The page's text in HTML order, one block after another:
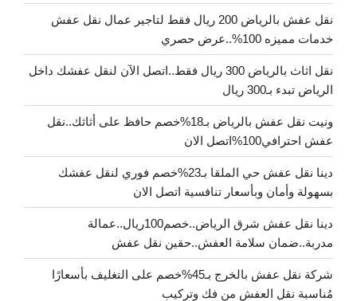
نقل عفش بالرياض 200 ريال فقط لتاجير عمال نقل عفش
خدمات مميزه 100%..عرض حصري
نقل اثاث بالرياض 300 ريال فقط..اتصل الآن لنقل عفشك داخل
الرياض تبدء بـ300 ريال
ونيت نقل عفش بالرياض بـ18%خصم حافظ على أثاثك..نقل
عفش احترافي100%اتصل الان
دينا نقل عفش حي الملقا بـ23%خصم فوري لنقل عفشك
بسهولة وأمان وبأسعار تنافسية اتصل الان
دينا نقل عفش شرق الرياض..خصم100ريال..عمالة
مدربة..ضمان سلامة العفش..حقين نقل عفش
شركة نقل عفش بالخرج بـ45%خصم على التغليف بأسعارًا
مُناسبة نقل العفش من فك وتركيب